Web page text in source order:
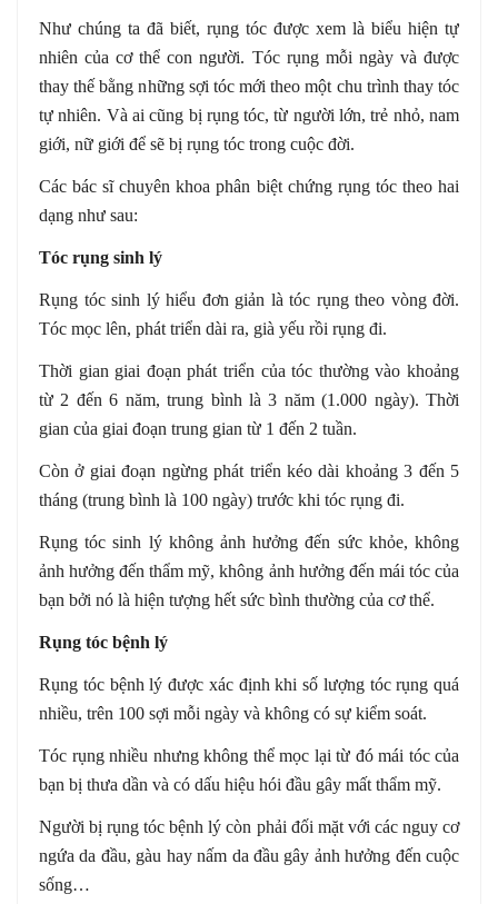
Như chúng ta đã biết, rụng tóc được xem là biểu hiện tự
nhiên của cơ thể con người. Tóc rụng mỗi ngày và được
thay thế bằng những sợi tóc mới theo một chu trình thay tóc
tự nhiên. Và ai cũng bị rụng tóc, từ người lớn, trẻ nhỏ, nam
giới, nữ giới để sẽ bị rụng tóc trong cuộc đời.
Các bác sĩ chuyên khoa phân biệt chứng rụng tóc theo hai
dạng như sau:
Tóc rụng sinh lý
Rụng tóc sinh lý hiểu đơn giản là tóc rụng theo vòng đời.
Tóc mọc lên, phát triển dài ra, già yếu rồi rụng đi.
Thời gian giai đoạn phát triển của tóc thường vào khoảng
từ 2 đến 6 năm, trung bình là 3 năm (1.000 ngày). Thời
gian của giai đoạn trung gian từ 1 đến 2 tuần.
Còn ở giai đoạn ngừng phát triển kéo dài khoảng 3 đến 5
tháng (trung bình là 100 ngày) trước khi tóc rụng đi.
Rụng tóc sinh lý không ảnh hưởng đến sức khỏe, không
ảnh hưởng đến thẩm mỹ, không ảnh hưởng đến mái tóc của
bạn bởi nó là hiện tượng hết sức bình thường của cơ thể.
Rụng tóc bệnh lý
Rụng tóc bệnh lý được xác định khi số lượng tóc rụng quá
nhiều, trên 100 sợi mỗi ngày và không có sự kiểm soát.
Tóc rụng nhiều nhưng không thể mọc lại từ đó mái tóc của
bạn bị thưa dần và có dấu hiệu hói đầu gây mất thẩm mỹ.
Người bị rụng tóc bệnh lý còn phải đối mặt với các nguy cơ
ngứa da đầu, gàu hay nấm da đầu gây ảnh hưởng đến cuộc
sống…